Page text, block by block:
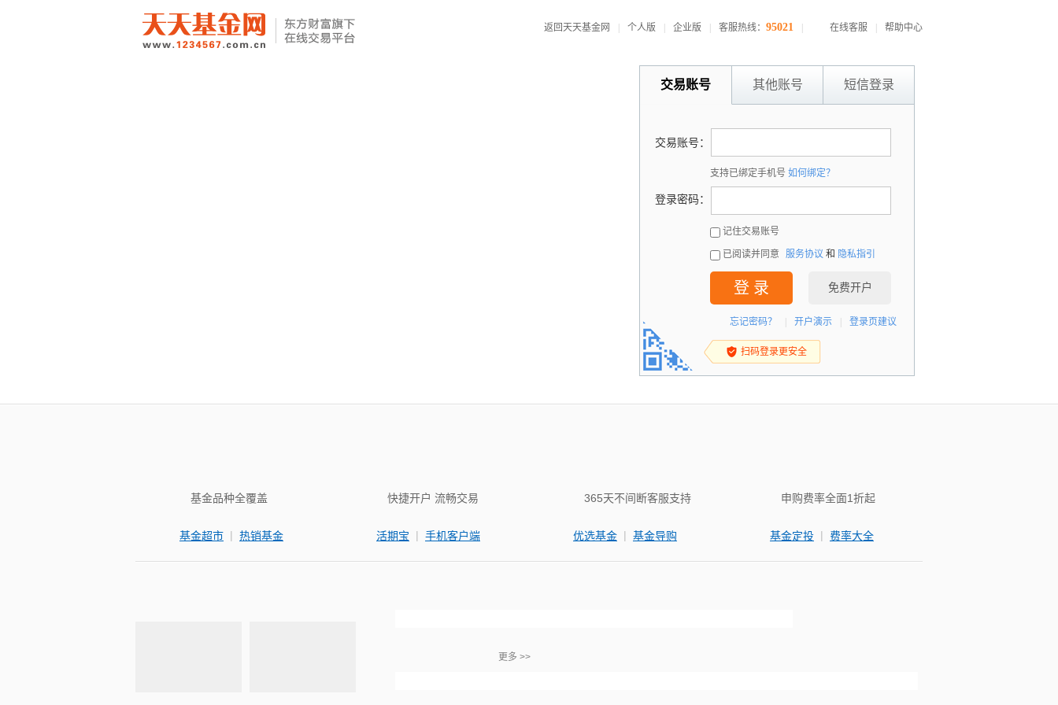
返回天天基金网 个人版 企业版 客服热线： 95021 在线客服 帮助中心
交易账号 其他账号 短信登录
交易账号：
支持已绑定手机号 如何绑定？
登录密码：
记住交易账号
已阅读并同意 服务协议 和 隐私指引
登 录 免费开户
忘记密码？ 开户演示 登录页建议
扫码登录更安全
基金品种全覆盖
基金超市 | 热销基金
快捷开户 流畅交易
活期宝 | 手机客户端
365天不间断客服支持
优选基金 | 基金导购
申购费率全面1折起
基金定投 | 费率大全
更多 >>